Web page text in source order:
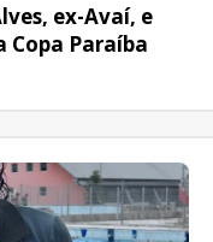
ex-Avaí, e
Copa Paraíba